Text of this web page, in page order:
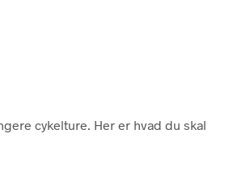
cykelture. Her er hvad du skal